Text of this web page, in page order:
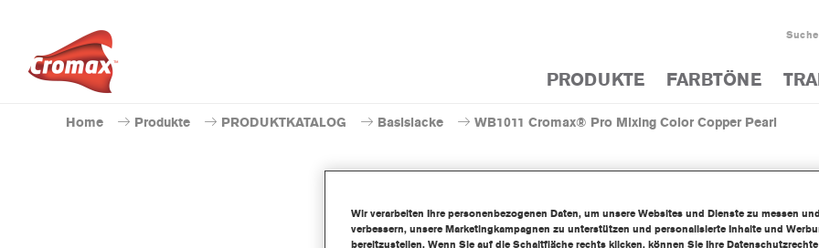
Suche
PRODUKTE FARBTÖNE
Home Produkte PRODUKTKATALOG Basislacke WB1011 Cromax® Pro Mixing Color Copper Pearl
Wir verarbeiten Ihre personenbezogenen Daten, um unsere Websites und Dienste zu messen
verbessern, unsere Marketingkampagnen zu unterstützen und personalisierte Inhalte und
bereitzustellen. Wenn Sie auf die Schaltfläche rechts klicken, können Sie Ihre